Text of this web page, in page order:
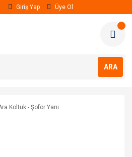
Giriş Yap Üye Ol
ARA